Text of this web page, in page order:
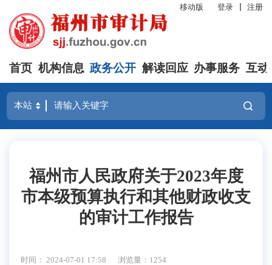
移动版 登录 注册
首页 机构信息 政务公开 解读回应 办事服务 互动
福州市人民政府关于2023年度
市本级预算执行和其他财政收支
的审计工作报告
时间： 2024-07-01 17:58 浏览量：1254